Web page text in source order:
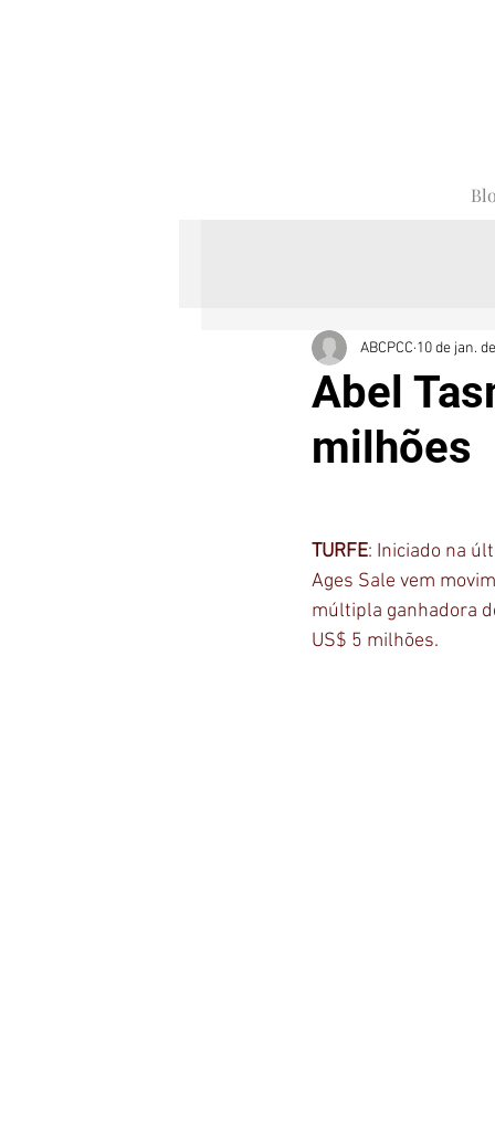
Abel
milhões
ABCPCC 10 de jan.
TURFE: Iniciado na
Ages Sale vem
múltipla ganhadora
US$ 5 milhões.